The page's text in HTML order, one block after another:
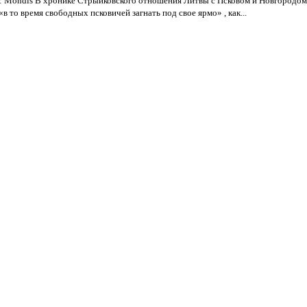
время свободных псковичей загнать под свое ярмо» , как...